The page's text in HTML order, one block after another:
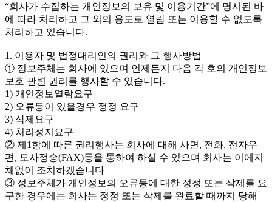
“회사가 수집하는 개인정보의 보유 및 이용기간”에 명시된 바
에 따라 처리하고 그 외의 용도로 열람 또는 이용할 수 없도록
처리하고 있습니다.
1. 이용자 및 법정대리인의 권리와 그 행사방법
① 정보주체는 회사에 있으며 언제든지 다음 각 호의 개인정보
보호 관련 권리를 행사할 수 있습니다.
1) 개인정보열람요구
2) 오류등이 있을경우 정정 요구
3) 삭제요구
4) 처리정지요구
② 제1항에 따른 권리행사는 회사에 대해 사면, 전화, 전자우
편, 모사정송(FAX)등을 통하여 하실 수 있으며 회사는 이에지
체없이 조치하겠습니다
③ 정보주체가 개인정보의 오류등에 대한 정정 또는 삭제를 요
구한 경우에는 회사는 정정 또는 삭제를 완료할 때까지 당해